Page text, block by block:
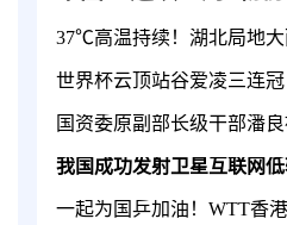
世界杯云顶站谷爱凌三连冠
国资委原副部长级干部潘
我国成功发射卫星互联网
一起为国乒加油！WTT香